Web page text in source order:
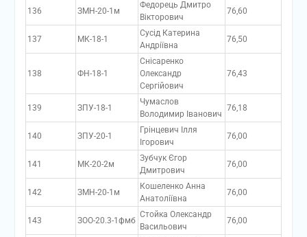
136 ЗМН-20-1м
Федорець Дмитро
Вікторович
76,60
137 МК-18-1
Сусід Катерина
Андріївна
76,50
138 ФН-18-1
Снісаренко
Олександр
Сергійович
76,43
139 ЗПУ-18-1
Чумаслов
Володимир Іванович
76,18
140 ЗПУ-20-1
Грінцевич Ілля
Ігорович
76,00
141 МК-20-2м
Зубчук Єгор
Дмитрович
76,00
142 ЗМН-20-1м
Кошеленко Анна
Анатоліївна
76,00
143 ЗОО-20.3-1фмб
Стойка Олександр
Васильович
76,00